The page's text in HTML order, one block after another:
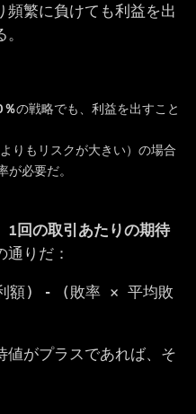
頻繁に負けても利益を出
の戦略でも、利益を出すこと
りもリスクが大きい）の場合
必要だ。
1回の取引あたりの期待
りだ：
額) - (敗率 × 平均敗
値がプラスであれば、そ